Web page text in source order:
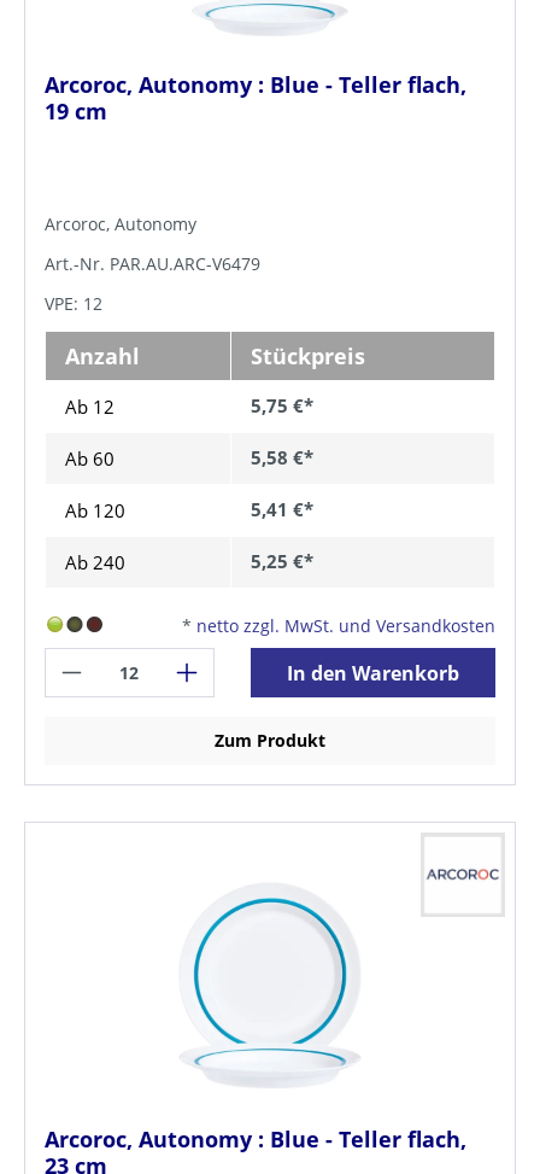
Arcoroc, Autonomy : Blue - Teller flach,
19 cm
Arcoroc, Autonomy
Art.-Nr. PAR.AU.ARC-V6479
VPE: 12
Anzahl Stückpreis
Ab 12 5,75 €*
Ab 60 5,58 €*
Ab 120 5,41 €*
Ab 240 5,25 €*
* netto zzgl. MwSt. und Versandkosten
In den Warenkorb
Zum Produkt
Arcoroc, Autonomy : Blue - Teller flach,
23 cm